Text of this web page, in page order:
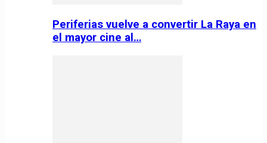
Periferias vuelve a convertir La Raya en
el mayor cine al…